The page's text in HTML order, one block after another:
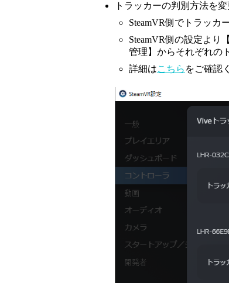
トラッカーの判別方法を
SteamVR側でトラッカ
SteamVR側の設定よ
管理】からそれぞれの
詳細はこちら をご確認